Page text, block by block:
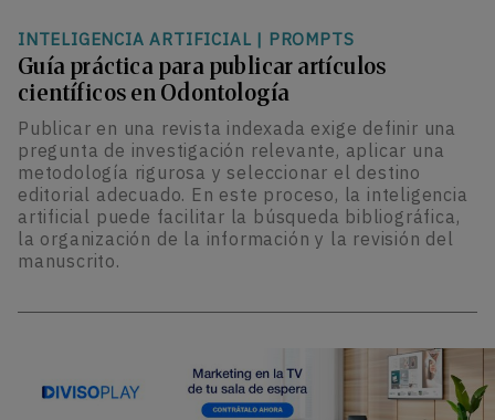
INTELIGENCIA ARTIFICIAL | PROMPTS
Guía práctica para publicar artículos
científicos en Odontología
Publicar en una revista indexada exige definir una
pregunta de investigación relevante, aplicar una
metodología rigurosa y seleccionar el destino
editorial adecuado. En este proceso, la inteligencia
artificial puede facilitar la búsqueda bibliográfica,
la organización de la información y la revisión del
manuscrito.